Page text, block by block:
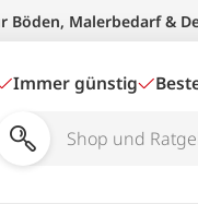
Böden, Malerbedarf &
Immer günstig
Shop